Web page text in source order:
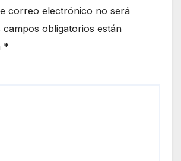
correo electrónico no será
campos obligatorios están
*